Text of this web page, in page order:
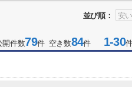
並び順：
開件数79件 空き数84件 1-30